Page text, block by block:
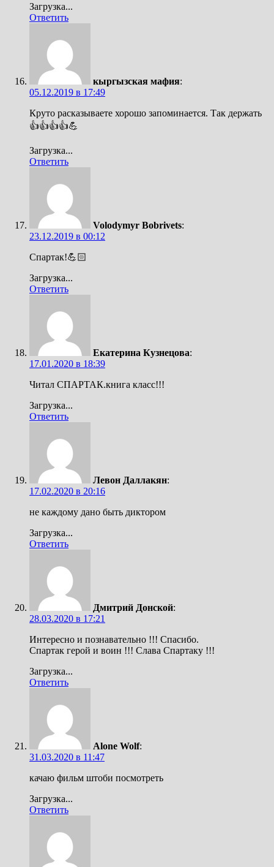
Загрузка...
Ответить
кыргызская мафия:
05.12.2019 в 17:49
Круто расказываете хорошо запоминается. Так держать
👍👍👍👍💪
Загрузка...
Ответить
Volodymyr Bobrivets:
23.12.2019 в 00:12
Спартак!💪🏻
Загрузка...
Ответить
Екатерина Кузнецова:
17.01.2020 в 18:39
Читал СПАРТАК.книга класс!!!
Загрузка...
Ответить
Левон Даллакян:
17.02.2020 в 20:16
не каждому дано быть диктором
Загрузка...
Ответить
Дмитрий Донской:
28.03.2020 в 17:21
Интересно и познавательно !!! Спасибо.
Спартак герой и воин !!! Слава Спартаку !!!
Загрузка...
Ответить
Alone Wolf:
31.03.2020 в 11:47
качаю фильм штоби посмотреть
Загрузка...
Ответить